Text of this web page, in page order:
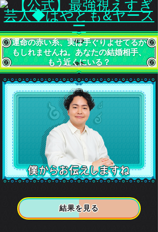
運命の赤い糸、実は手ぐりよせてるか
もしれませんね。あなたの結婚相手、
もう近くにいる？